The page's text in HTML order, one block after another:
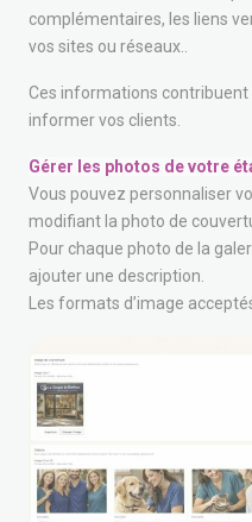
complémentaires, les liens
vos sites ou réseaux..
Ces informations contribuent
informer vos clients.
Gérer les photos de votre
Vous pouvez personnaliser
modifiant la photo de
Pour chaque photo de la
ajouter une description.
Les formats d’image